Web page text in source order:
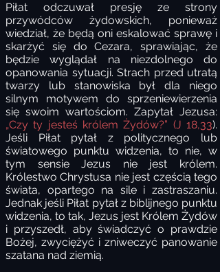
Piłat odczuwał presję ze strony
przywódców żydowskich, ponieważ
wiedział, że będą oni eskalować sprawę i
skarżyć się do Cezara, sprawiając, że
będzie wyglądał na niezdolnego do
opanowania sytuacji. Strach przed utratą
twarzy lub stanowiska był dla niego
silnym motywem do sprzeniewierzenia
się swoim wartościom. Zapytał Jezusa:
„Czy ty jesteś królem Żydów?” (J 18,33).
Jeśli Piłat pytał z politycznego lub
światowego punktu widzenia, to nie, w
tym sensie Jezus nie jest królem.
Królestwo Chrystusa nie jest częścią tego
świata, opartego na sile i zastraszaniu.
Jednak jeśli Piłat pytał z biblijnego punktu
widzenia, to tak, Jezus jest Królem Żydów
i przyszedł, aby świadczyć o prawdzie
Bożej, zwyciężyć i zniweczyć panowanie
szatana nad ziemią.